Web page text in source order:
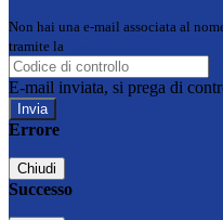
Non hai una e-mail associata al
tramite la
E-mail inviata, si prega di
Errore
Chiudi
Successo